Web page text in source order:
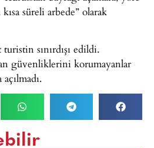
süreli arbede” olarak
sınırdışı edildi.
güvenliklerini korumayanlar